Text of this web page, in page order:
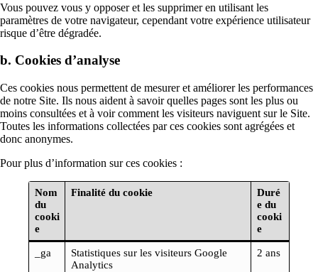
Vous pouvez vous y opposer et les supprimer en utilisant les
paramètres de votre navigateur, cependant votre expérience utilisateur
risque d’être dégradée.
b. Cookies d’analyse
Ces cookies nous permettent de mesurer et améliorer les performances
de notre Site. Ils nous aident à savoir quelles pages sont les plus ou
moins consultées et à voir comment les visiteurs naviguent sur le Site.
Toutes les informations collectées par ces cookies sont agrégées et
donc anonymes.
Pour plus d’information sur ces cookies :
Nom
du
cooki
e
Finalité du cookie
Duré
e du
cooki
e
_ga
Statistiques sur les visiteurs Google
Analytics
2 ans